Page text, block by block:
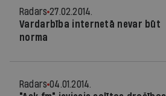
Radars 27.02.2014.
Vardarbība internetā nevar būt
norma
Radars 04.01.2014.